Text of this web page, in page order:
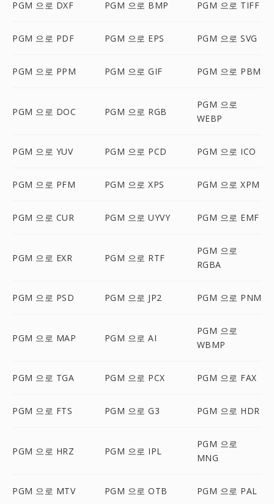
PGM 으로 DXF PGM 으로 BMP PGM 으로 TIFF
PGM 으로 PDF PGM 으로 EPS PGM 으로 SVG
PGM 으로 PPM PGM 으로 GIF PGM 으로 PBM
PGM 으로 DOC PGM 으로 RGB
PGM 으로
WEBP
PGM 으로 YUV PGM 으로 PCD PGM 으로 ICO
PGM 으로 PFM PGM 으로 XPS PGM 으로 XPM
PGM 으로 CUR PGM 으로 UYVY PGM 으로 EMF
PGM 으로 EXR PGM 으로 RTF
PGM 으로
RGBA
PGM 으로 PSD PGM 으로 JP2 PGM 으로 PNM
PGM 으로 MAP PGM 으로 AI
PGM 으로
WBMP
PGM 으로 TGA PGM 으로 PCX PGM 으로 FAX
PGM 으로 FTS PGM 으로 G3 PGM 으로 HDR
PGM 으로 HRZ PGM 으로 IPL
PGM 으로
MNG
PGM 으로 MTV PGM 으로 OTB PGM 으로 PAL